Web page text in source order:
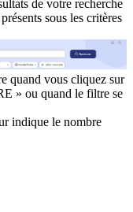
de votre recherche
sous les critères
quand vous cliquez sur
» ou quand le filtre se
indique le nombre